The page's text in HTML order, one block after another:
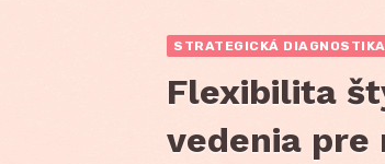
STRATEGICKÁ DIAGNOSTIKA
Flexibilita
vedenia pre